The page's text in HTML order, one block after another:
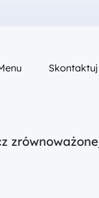
Skontaktuj